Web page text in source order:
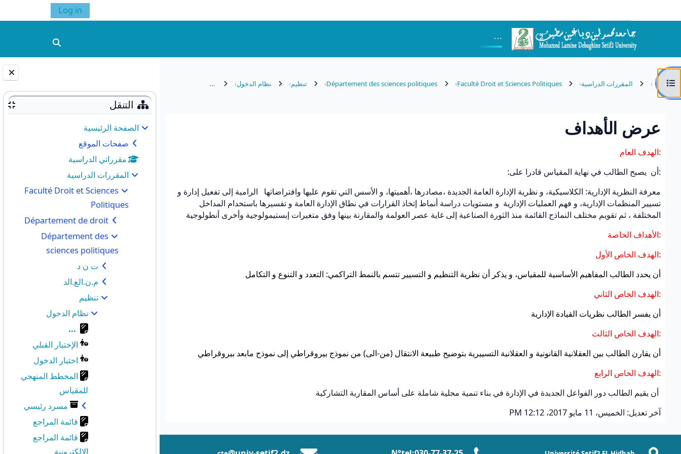
الكتلالتنقل
الصفحة الرئيسية
صفحات الموقع
مقرراتي الدراسية
المقررات الدراسية
Faculté Droit et Sciences
Politiques
Département de droit
Département des
sciences politiques
ت ن د
م.ن.الع.الد
تنظيم
نظام الدخول
...
الإختبار القبلي
اختبار الدخول
المخطط المنهجي
للمقياس
مسرد رئيسي
قائمة المراجع
قائمة المراجع
الإلكترونية
Log in
...
فتح فهرس المقررالمقررات الدراسية Faculté Droit et Sciences Politiques
Département des sciences politiques تنظيم نظام الدخول ...
عرض الأهداف
متطلبات الإكمال
:الهدف العام
:أن يصبح الطالب في نهاية المقياس قادرا على:
معرفة النظرية الإدارية: الكلاسيكية، و نظرية الإدارة العامة الجديدة ،مصادرها ،أهميتها، و الأسس التي تقوم عليها وافتراضاتها الرامية إلى تفعيل إدارة و
تسيير المنظمات الإدارية، و فهم العمليات الإدارية و مستويات دراسة أنماط إتخاذ القرارات في نطاق الإدارة العامة و تفسيرها باستخدام المداخل
المختلفة ، ثم تقويم مختلف النماذج القائمة منذ الثورة الصناعية إلى غاية عصر العولمة والمقارنة بينها وفق متغيرات إبستيمولوجية وأخرى أنطولوجية
:الأهداف الخاصة
:الهدف الخاص الأول
أن يحدد الطالب المفاهيم الأساسية للمقياس، و يذكر أن نظرية التنظيم و التسيير تتسم بالنمط التراكمي: التعدد و التنوع و التكامل
:الهدف الخاص الثاني
أن يفسر الطالب نظريات القيادة الإدارية
:الهدف الخاص الثالث
أن يقارن الطالب بين العقلانية القانونية و العقلانية التسييرية بتوضيح طبيعة الانتقال (من-الى) من نموذج بيروقراطي إلى نموذج مابعد بيروقراطي
:الهدف الخاص الرابع
أن يقيم الطالب دور الفواعل الجديدة في الإدارة في بناء تنمية محلية شاملة على أساس المقاربة التشاركية
آخر تعديل: الخميس، 11 مايو 2017، 12:12 PM